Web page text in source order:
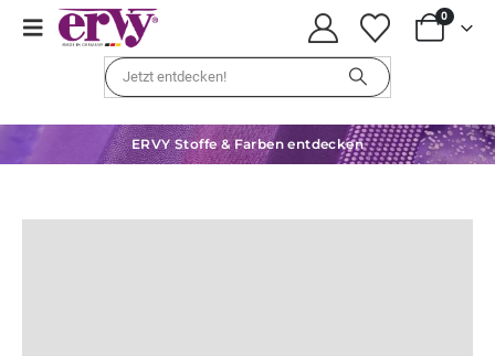
0
ERVY Stoffe & Farben entdecken